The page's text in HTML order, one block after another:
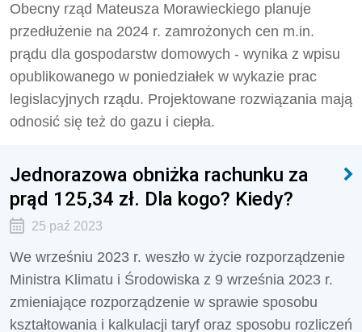
Obecny rząd Mateusza Morawieckiego planuje
przedłużenie na 2024 r. zamrożonych cen m.in.
prądu dla gospodarstw domowych - wynika z wpisu
opublikowanego w poniedziałek w wykazie prac
legislacyjnych rządu. Projektowane rozwiązania mają
odnosić się też do gazu i ciepła.
Jednorazowa obniżka rachunku za
prąd 125,34 zł. Dla kogo? Kiedy?
25 paź 2023
We wrześniu 2023 r. weszło w życie rozporządzenie
Ministra Klimatu i Środowiska z 9 września 2023 r.
zmieniające rozporządzenie w sprawie sposobu
kształtowania i kalkulacji taryf oraz sposobu rozliczeń